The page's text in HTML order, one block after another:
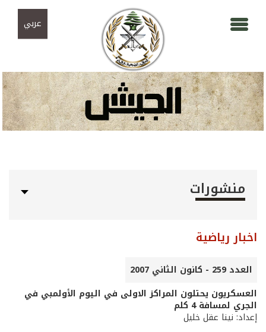
عربي
منشورات
اخبار رياضية
العدد 259 - كانون الثاني 2007
العسكريون يحتلون المراكز الاولى في اليوم الأولمبي في
الجري لمسافة 4 كلم
إعداد: نينا عقل خليل